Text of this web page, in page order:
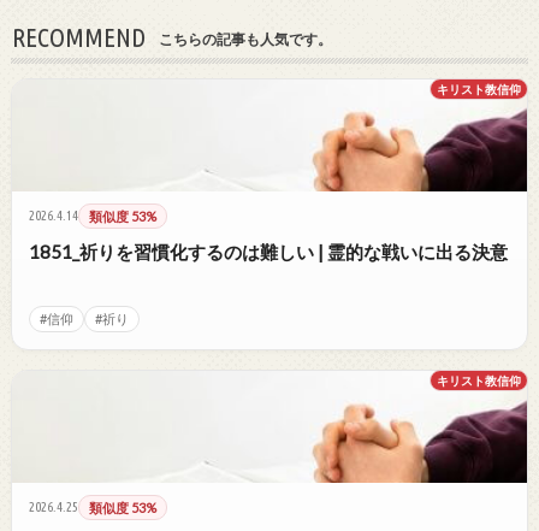
RECOMMEND こちらの記事も人気です。
キリスト教信仰
2026.4.14 類似度 53%
1851_祈りを習慣化するのは難しい | 霊的な戦いに出る決意
#信仰 #祈り
キリスト教信仰
2026.4.25 類似度 53%